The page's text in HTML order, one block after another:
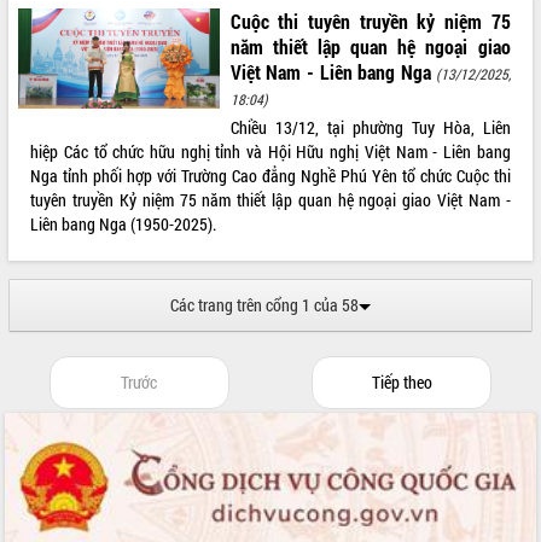
để phát triển du lịch Đắk Lắk
Khởi động Dự án Đầu tư xây dựng hạ
tầng kỹ thuật Cụm công nghiệp Tân
Tiến
Gặp mặt các cơ quan báo chí nhân Kỷ
niệm 101 năm Ngày Báo chí Cách
mạng Việt Nam
Đắk Lắk sơ kết 4 năm triển khai thực
hiện Đề án 06 của Chính phủ
Quy hoạch và Xúc tiến đầu tư tỉnh Đắk
Khơi thông điểm nghẽn, đẩy nhanh
giải ngân vốn khắc phục thiên tai
HĐND tỉnh thông qua điều chỉnh Quy
hoạch tỉnh thời kỳ 2021-2030
Hội thảo góp ý hồ sơ điều chỉnh quy
hoạch tỉnh Đắk Lắk thời kỳ 2021-2030,
tầm nhìn đến năm 2050
Nâng cao hiệu quả hoạt động của các
Cuộc thi tuyên truyền kỷ niệm 75
năm thiết lập quan hệ ngoại giao
Việt Nam - Liên bang Nga (13/12/2025,
18:04)
Chiều 13/12, tại phường Tuy Hòa, Liên
hiệp Các tổ chức hữu nghị tỉnh và Hội Hữu nghị Việt Nam - Liên bang
Nga tỉnh phối hợp với Trường Cao đẳng Nghề Phú Yên tổ chức Cuộc thi
tuyên truyền Kỷ niệm 75 năm thiết lập quan hệ ngoại giao Việt Nam -
Liên bang Nga (1950-2025).
Các trang trên cổng 1 của 58
Trước Tiếp theo